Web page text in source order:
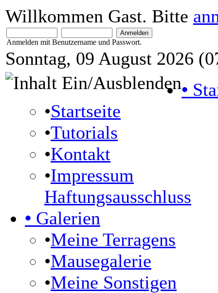
Willkommen Gast. Bitte
Anmelden mit Benutzername und Passwort.
Sonntag, 09 August 2026
•
•Startseite
•Tutorials
•Kontakt
•Impressum
Haftungsausschluss
• Galerien
•Meine Terragens
•Mausegalerie
•Meine Sonstigen